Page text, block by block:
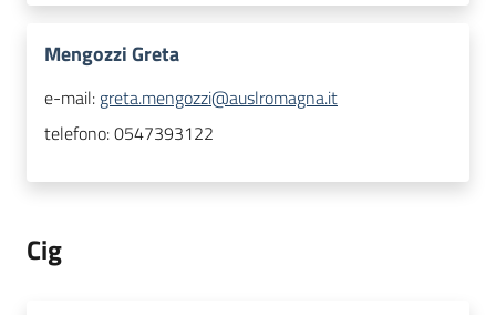
Mengozzi Greta
e-mail: greta.mengozzi@auslromagna.it
telefono:0547393122
Cig